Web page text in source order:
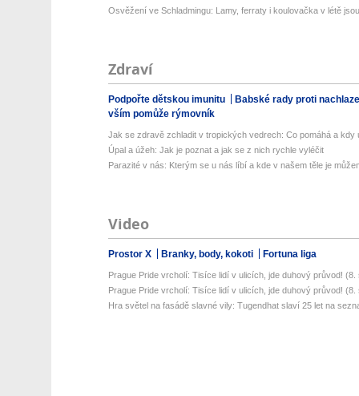
Osvěžení ve Schladmingu: Lamy, ferraty i koulovačka v létě
Zdraví
Podpořte dětskou imunitu
Babské rady proti
vším pomůže rýmovník
Jak se zdravě zchladit v tropických vedrech: Co pomáhá a kdy
Úpal a úžeh: Jak je poznat a jak se z nich rychle vyléčit
Parazité v nás: Kterým se u nás líbí a kde v našem těle je
Video
Prostor X Branky, body, kokoti Fortuna liga
Prague Pride vrcholí: Tisíce lidí v ulicích, jde duhový průvod! (8.
Prague Pride vrcholí: Tisíce lidí v ulicích, jde duhový průvod! (8.
Hra světel na fasádě slavné vily: Tugendhat slaví 25 let na